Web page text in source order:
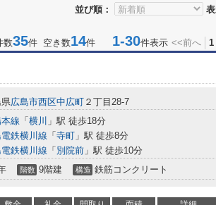
並び順：
数35件 空き数14件 1-30件表示 <<前へ 1
県広島市西区中広町 ２丁目28-7
線 「 横川 」駅 徒歩18分
鉄横川線 「 寺町 」駅 徒歩8分
鉄横川線 「 別院前 」駅 徒歩10分
階数 9階建 構造 鉄筋コンクリート